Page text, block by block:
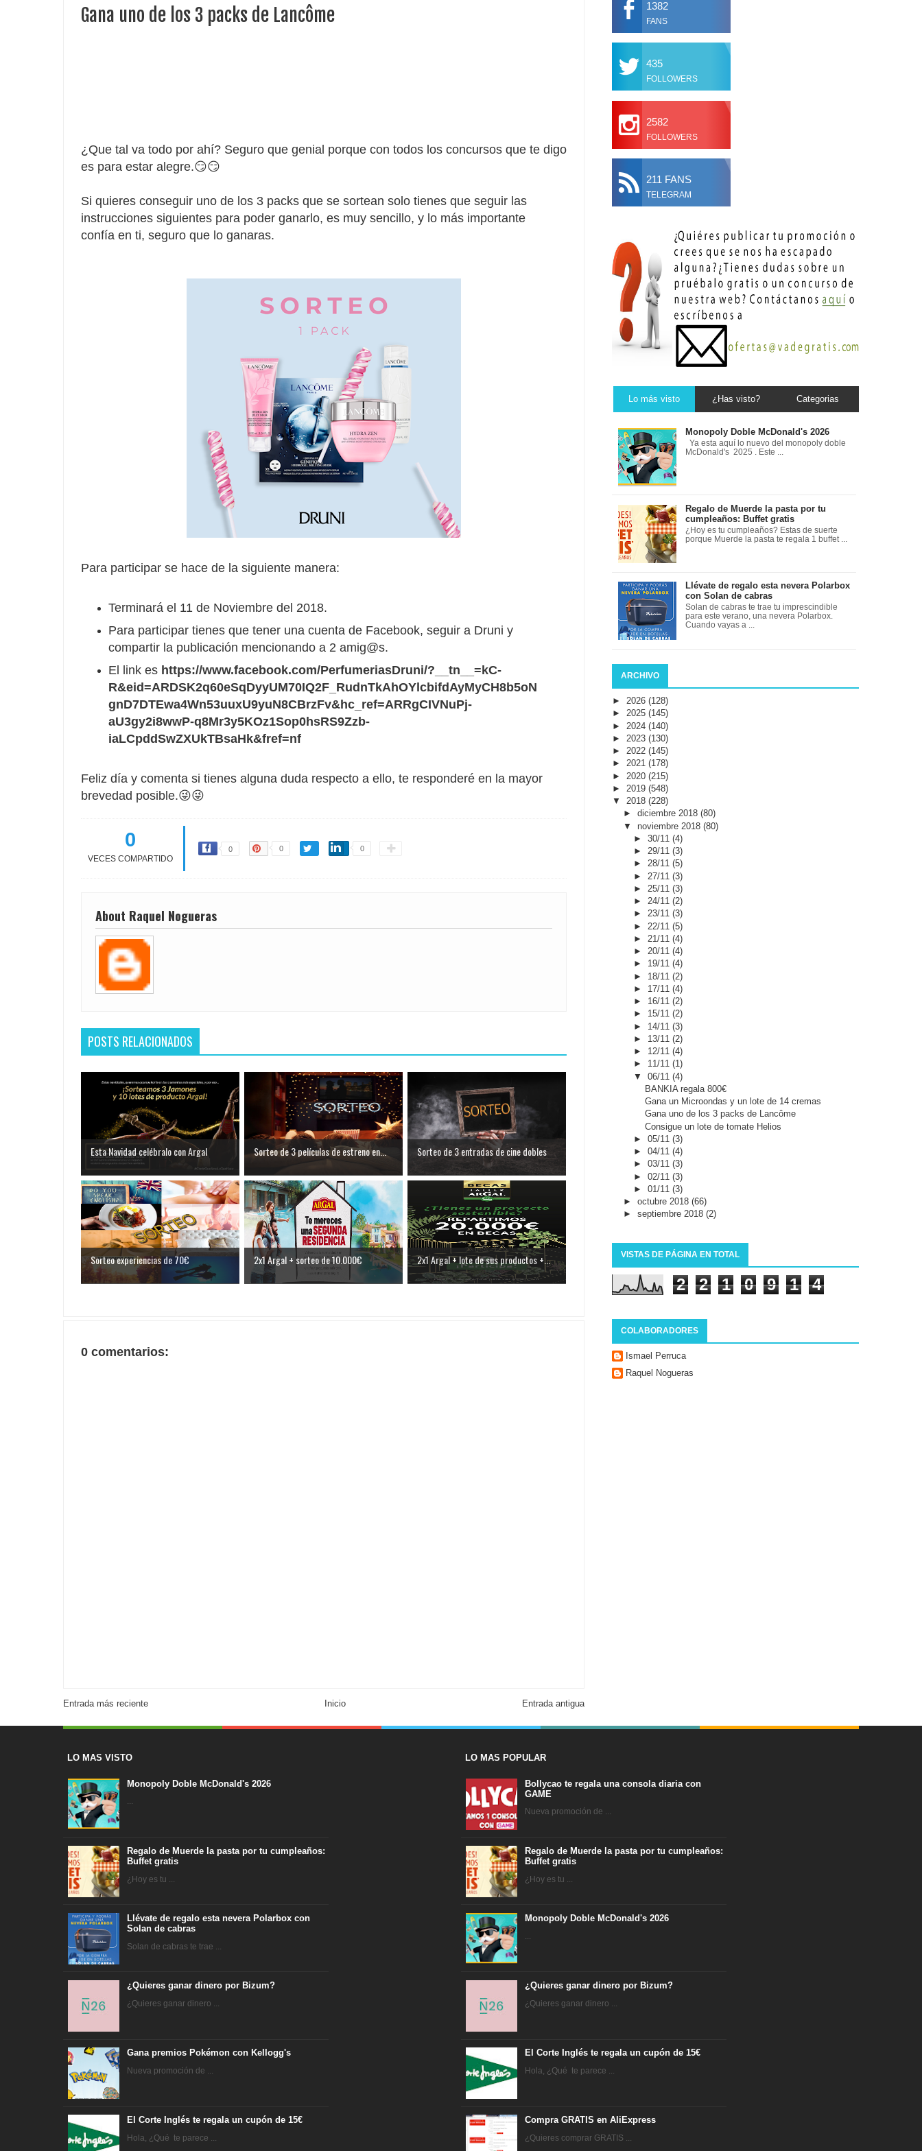
Gana uno de los 3 packs de Lancôme
¿Que tal va todo por ahí? Seguro que genial porque con todos los concursos que te digo
es para estar alegre.😏😏
Si quieres conseguir uno de los 3 packs que se sortean solo tienes que seguir las
instrucciones siguientes para poder ganarlo, es muy sencillo, y lo más importante
confía en ti, seguro que lo ganaras.
Para participar se hace de la siguiente manera:
Terminará el 11 de Noviembre del 2018.
Para participar tienes que tener una cuenta de Facebook, seguir a Druni y
compartir la publicación mencionando a 2 amig@s.
El link es https://www.facebook.com/PerfumeriasDruni/?__tn__=kC-
R&eid=ARDSK2q60eSqDyyUM70IQ2F_RudnTkAhOYlcbifdAyMyCH8b5oN
gnD7DTEwa4Wn53uuxU9yuN8CBrzFv&hc_ref=ARRgCIVNuPj-
aU3gy2i8wwP-q8Mr3y5KOz1Sop0hsRS9Zzb-
iaLCpddSwZXUkTBsaHk&fref=nf
Feliz día y comenta si tienes alguna duda respecto a ello, te responderé en la mayor
brevedad posible.😜😜
0
VECES COMPARTIDO
0 0 0
About Raquel Nogueras
POSTS RELACIONADOS
Esta Navidad celébralo con Argal Sorteo de 3 películas de estreno en... Sorteo de 3 entradas de cine dobles
Sorteo experiencias de 70€ 2x1 Argal + sorteo de 10.000€ 2x1 Argal + lote de sus productos +...
0 comentarios:
Entrada más reciente Entrada antigua
Inicio
1382
FANS
435
FOLLOWERS
2582
FOLLOWERS
211 FANS
TELEGRAM
Lo más visto ¿Has visto? Categorias
Monopoly Doble McDonald's 2026
Ya esta aquí lo nuevo del monopoly doble
McDonald's 2025 . Este ...
Regalo de Muerde la pasta por tu
cumpleaños: Buffet gratis
¿Hoy es tu cumpleaños? Estas de suerte
porque Muerde la pasta te regala 1 buffet ...
Llévate de regalo esta nevera Polarbox
con Solan de cabras
Solan de cabras te trae tu imprescindible
para este verano, una nevera Polarbox.
Cuando vayas a ...
ARCHIVO
► 2026 (128)
► 2025 (145)
► 2024 (140)
► 2023 (130)
► 2022 (145)
► 2021 (178)
► 2020 (215)
► 2019 (548)
▼ 2018 (228)
► diciembre 2018 (80)
▼ noviembre 2018 (80)
►30/11(4)
►29/11(3)
►28/11(5)
► 27/11(3)
► 25/11(3)
►24/11(2)
►23/11(3)
► 22/11(5)
► 21/11(4)
►20/11(4)
► 19/11(4)
► 18/11(2)
► 17/11(4)
► 16/11(2)
► 15/11(2)
► 14/11(3)
► 13/11(2)
► 12/11(4)
► 11/11(1)
▼06/11(4)
BANKIA regala 800€
Gana un Microondas y un lote de 14 cremas
Gana uno de los 3 packs de Lancôme
Consigue un lote de tomate Helios
►05/11(3)
►04/11(4)
►03/11(3)
►02/11(3)
►01/11(3)
► octubre 2018 (66)
► septiembre 2018 (2)
VISTAS DE PÁGINA EN TOTAL
2 2 1 0 9 1 4
COLABORADORES
Ismael Perruca
Raquel Nogueras
LO MAS VISTO
Monopoly Doble McDonald's 2026
...
Regalo de Muerde la pasta por tu cumpleaños:
Buffet gratis
¿Hoy es tu ...
Llévate de regalo esta nevera Polarbox con
Solan de cabras
Solan de cabras te trae ...
¿Quieres ganar dinero por Bizum?
¿Quieres ganar dinero ...
Gana premios Pokémon con Kellogg's
Nueva promoción de ...
El Corte Inglés te regala un cupón de 15€
Hola, ¿Qué te parece ...
LO MAS POPULAR
Bollycao te regala una consola diaria con
GAME
Nueva promoción de ...
Regalo de Muerde la pasta por tu cumpleaños:
Buffet gratis
¿Hoy es tu ...
Monopoly Doble McDonald's 2026
¿Quieres ganar dinero por Bizum?
¿Quieres ganar dinero ...
El Corte Inglés te regala un cupón de 15€
Hola, ¿Qué te parece ...
Compra GRATIS en AliExpress
¿Quieres comprar GRATIS ...